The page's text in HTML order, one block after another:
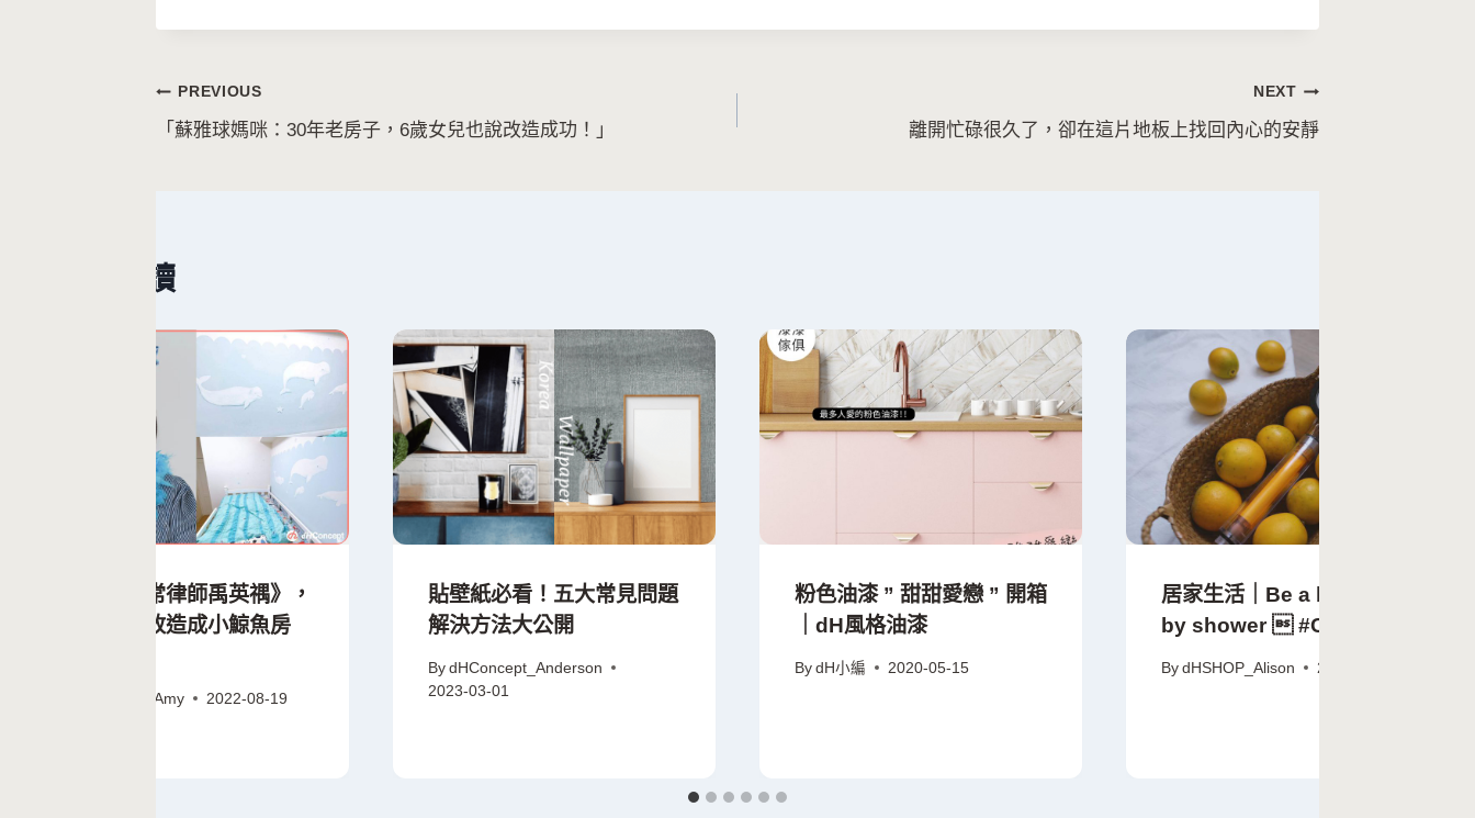
文
章
PREVIOUS
「蘇雅球媽咪：30年老房子，6歲女兒也說改造成功！」
NEXT
離開忙碌很久了，卻在這片地板上找回內心的安靜
繼續閱讀
看完《非常律師禹英禑》，
把房間也改造成小鯨魚房
dHSHOP_Amy 2022-08-19
貼壁紙必看！五大常見問題
解決方法大公開
By dHConcept_Anderson
2023-03-01
粉色油漆 ” 甜甜愛戀 ” 開箱
｜dH風格油漆
By dH小編 2020-05-15
居家生活｜Be a beauty
by shower  #CC蓮蓬頭
By dHSHOP_Alison 2020-02-25